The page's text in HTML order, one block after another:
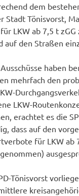
dem
Stadt Tönisvorst,
LKW ab 7,5 t zGG
auf den Straßen
haben
mehrfach den
LKW-
erachtet es die
dass auf den
für LKW ab
Tönisvorst